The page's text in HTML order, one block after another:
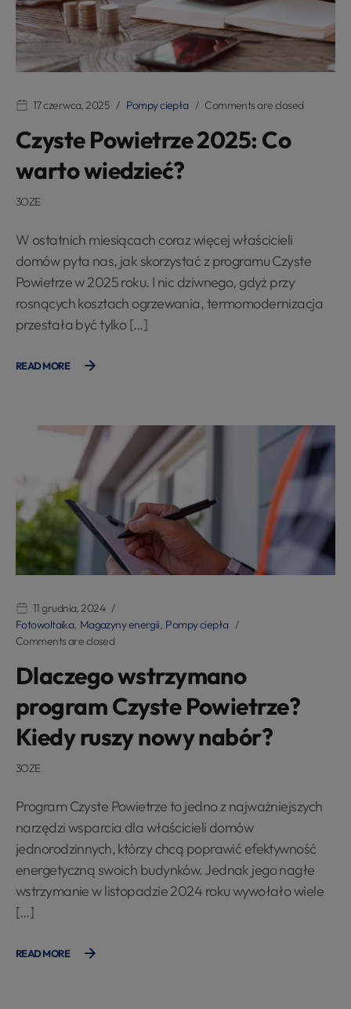
17 czerwca, 2025 Pompy ciepła Comments are closed
Czyste Powietrze 2025: Co
warto wiedzieć?
3OZE
W ostatnich miesiącach coraz więcej właścicieli
domów pyta nas, jak skorzystać z programu Czyste
Powietrze w 2025 roku. I nic dziwnego, gdyż przy
rosnących kosztach ogrzewania, termomodernizacja
przestała być tylko […]
READ MORE
11 grudnia, 2024
Fotowoltaika, Magazyny energii, Pompy ciepła
Comments are closed
Dlaczego wstrzymano
program Czyste Powietrze?
Kiedy ruszy nowy nabór?
3OZE
Program Czyste Powietrze to jedno z najważniejszych
narzędzi wsparcia dla właścicieli domów
jednorodzinnych, którzy chcą poprawić efektywność
energetyczną swoich budynków. Jednak jego nagłe
wstrzymanie w listopadzie 2024 roku wywołało wiele
[…]
READ MORE